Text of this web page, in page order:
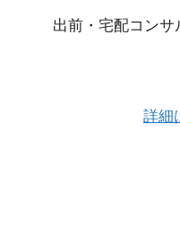
出前・宅配コン
詳細